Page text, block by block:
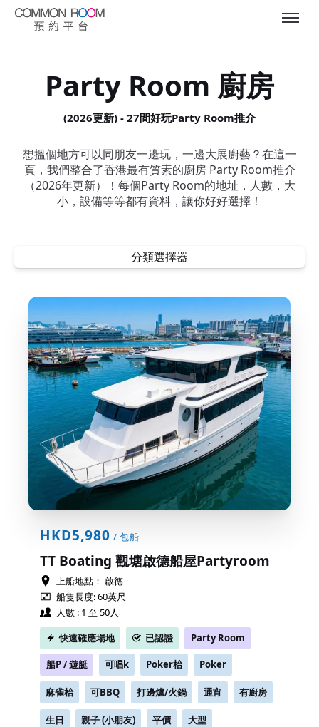
Party Room 廚房
(2026更新) - 27間好玩Party Room推介
想搵個地方可以同朋友一邊玩，一邊大展廚藝？在這一
頁，我們整合了香港最有質素的廚房 Party Room推介
（2026年更新）！每個Party Room的地址，人數，大
小，設備等等都有資料，讓你好好選擇！
分類選擇器
HKD5,980 / 包船
TT Boating 觀塘啟德船屋Partyroom
上船地點： 啟德
船隻長度: 60英尺
人數 : 1 至 50人
快速確應場地
已認證 Party Room
船P / 遊艇 可唱k Poker枱 Poker
麻雀枱 可BBQ 打邊爐/火鍋 通宵 有廚房
生日 親子 (小朋友) 平價 大型